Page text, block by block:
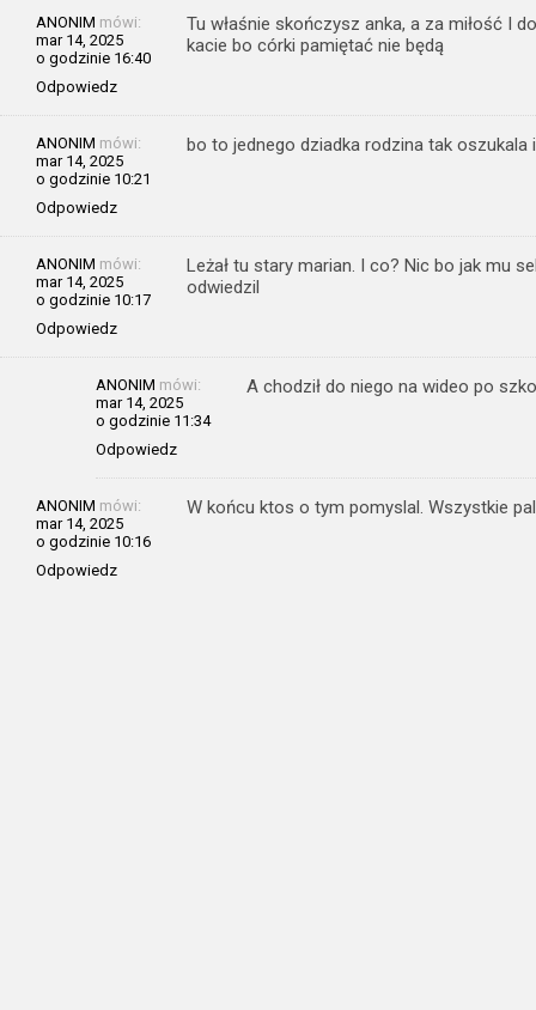
ANONIM mówi:
mar 14, 2025
o godzinie 16:40
Odpowiedz
Tu właśnie skończysz anka, a za miłość I
kacie bo córki pamiętać nie będą
ANONIM mówi:
mar 14, 2025
o godzinie 10:21
Odpowiedz
bo to jednego dziadka rodzina tak oszukala
ANONIM mówi:
mar 14, 2025
o godzinie 10:17
Odpowiedz
Leżał tu stary marian. I co? Nic bo jak mu
odwiedzil
ANONIM mówi:
mar 14, 2025
o godzinie 11:34
Odpowiedz
A chodził do niego na wideo po
ANONIM mówi:
mar 14, 2025
o godzinie 10:16
Odpowiedz
W końcu ktos o tym pomyslal. Wszystkie